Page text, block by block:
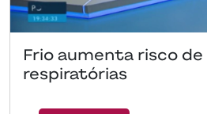
Frio aumenta risco
respiratórias